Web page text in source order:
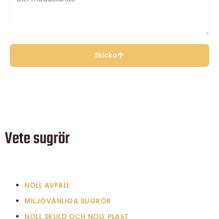
Skicka
Vete sugrör
NOLL AVFALL
MILJÖVÄNLIGA SUGRÖR
NOLL SKULD OCH NOLL PLAST